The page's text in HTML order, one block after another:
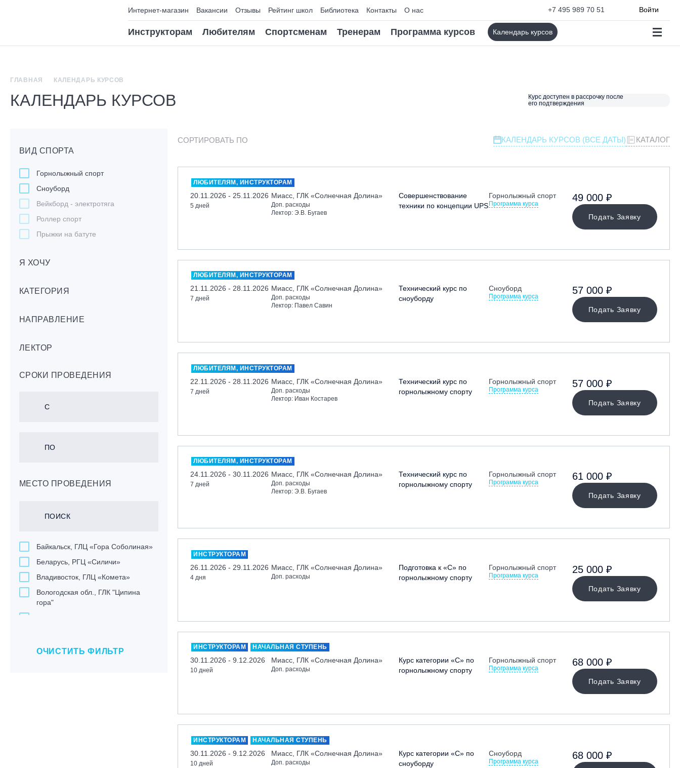
Интернет-магазин Вакансии Отзывы Рейтинг школ Библиотека Контакты О нас +7 495 989 70 51 Войти
Инструкторам Любителям Спортсменам Тренерам Программа курсов Календарь курсов
ГЛАВНАЯ КАЛЕНДАРЬ КУРСОВ
КАЛЕНДАРЬ КУРСОВ
Курс доступен в рассрочку после
его подтверждения
ВИД СПОРТА
Горнолыжный спорт
Сноуборд
Вейкборд - электротяга
Роллер спорт
Прыжки на батуте
Лонгбординг
бордах
Игровые виды спорта
Мечевой бой
Я ХОЧУ
КАТЕГОРИЯ
НАПРАВЛЕНИЕ
ЛЕКТОР
СРОКИ ПРОВЕДЕНИЯ
МЕСТО ПРОВЕДЕНИЯ
Байкальск, ГЛЦ «Гора Соболиная»
Беларусь, РГЦ «Силичи»
Владивосток, ГЛЦ «Комета»
Вологодская обл., ГЛК "Ципина
гора"
Екатеринбург, ГЛЦ «Уктус»
ОЧИСТИТЬ ФИЛЬТР
СОРТИРОВАТЬ ПО КАЛЕНДАРЬ КУРСОВ (ВСЕ ДАТЫ) КАТАЛОГ
ЛЮБИТЕЛЯМ, ИНСТРУКТОРАМ
20.11.2026 - 25.11.2026
5 дней
Миасс, ГЛК «Солнечная Долина»
Доп. расходы
Лектор: Э.В. Бугаев
Совершенствование
техники по концепции UPS
Горнолыжный спорт
Программа курса
Подать Заявку
49 000 ₽
ЛЮБИТЕЛЯМ, ИНСТРУКТОРАМ
21.11.2026 - 28.11.2026
7 дней
Миасс, ГЛК «Солнечная Долина»
Доп. расходы
Лектор: Павел Савин
Технический курс по
сноуборду
Сноуборд
Программа курса
Подать Заявку
57 000 ₽
ЛЮБИТЕЛЯМ, ИНСТРУКТОРАМ
22.11.2026 - 28.11.2026
7 дней
Миасс, ГЛК «Солнечная Долина»
Доп. расходы
Лектор: Иван Костарев
Технический курс по
горнолыжному спорту
Горнолыжный спорт
Программа курса
Подать Заявку
57 000 ₽
ЛЮБИТЕЛЯМ, ИНСТРУКТОРАМ
24.11.2026 - 30.11.2026
7 дней
Миасс, ГЛК «Солнечная Долина»
Доп. расходы
Лектор: Э.В. Бугаев
Технический курс по
горнолыжному спорту
Горнолыжный спорт
Программа курса
Подать Заявку
61 000 ₽
ИНСТРУКТОРАМ
26.11.2026 - 29.11.2026
4 дня
Миасс, ГЛК «Солнечная Долина»
Доп. расходы
Подготовка к «С» по
горнолыжному спорту
Горнолыжный спорт
Программа курса
Подать Заявку
25 000 ₽
ИНСТРУКТОРАМ НАЧАЛЬНАЯ СТУПЕНЬ
30.11.2026 - 9.12.2026
10 дней
Миасс, ГЛК «Солнечная Долина»
Доп. расходы
Курс категории «С» по
горнолыжному спорту
Горнолыжный спорт
Программа курса
Подать Заявку
68 000 ₽
ИНСТРУКТОРАМ НАЧАЛЬНАЯ СТУПЕНЬ
30.11.2026 - 9.12.2026
10 дней
Миасс, ГЛК «Солнечная Долина»
Доп. расходы
Курс категории «С» по
сноуборду
Сноуборд
Программа курса
68 000 ₽